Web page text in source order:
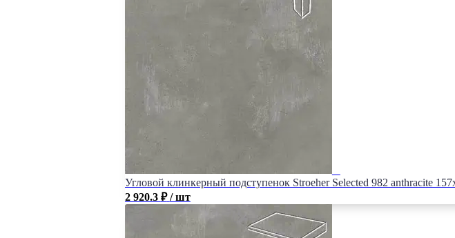
Угловой клинкерный подступенок Stroeher Selected 982 anthracite
2 920.3 ₽ / шт